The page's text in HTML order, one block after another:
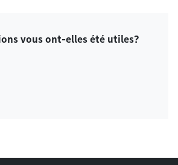
vous ont-elles été utiles?